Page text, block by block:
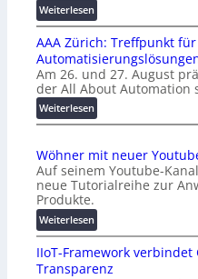
Weiterlesen:
K
M
U
i
n
d
e
K
o
s
e
n
f
a
AAA Zürich: Treffpunkt
Am 26. und 27. August
der All About Automation
Weiterlesen:
A
A
Z
ü
i
c
h
:
Wöhner mit neuer
Auf seinem Youtube-
neue Tutorialreihe zur
Produkte.
Weiterlesen:
W
ö
h
IIoT-Framework
Transparenz